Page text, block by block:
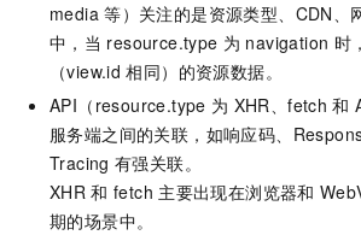
media 等）关注的是资源类型、CDN、
中，当 resource.type 为 navigation 时
（view.id 相同）的资源数据。
API（resource.type 为 XHR、fetch 和
服务端之间的关联，如响应码、
Tracing 有强关联。
XHR 和 fetch 主要出现在浏览器和
期的场景中。